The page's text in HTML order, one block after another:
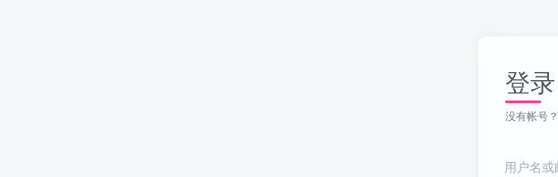
登录
没有帐号
用户名或